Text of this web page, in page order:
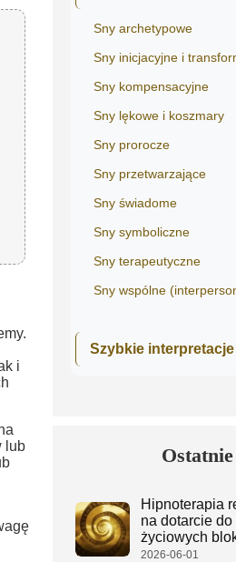
i
lub
Sny archetypowe
Sny inicjacyjne i
Sny kompensacyjne
Sny lękowe i koszmary
Sny prorocze
Sny przetwarzające
Sny świadome
Sny symboliczne
Sny terapeutyczne
Sny wspólne
Szybkie
Hipnoterapia
na dotarcie do
życiowych
2026-06-01